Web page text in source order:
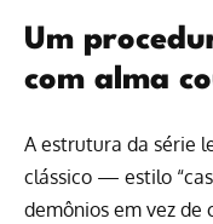
Um
com alma
A estrutura da série
clássico — estilo
demônios em vez de